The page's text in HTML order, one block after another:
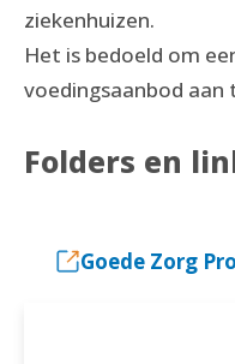
ziekenhuizen.
Het is bedoeld om
voedingsaanbod aan
Folders en
Goede Zorg